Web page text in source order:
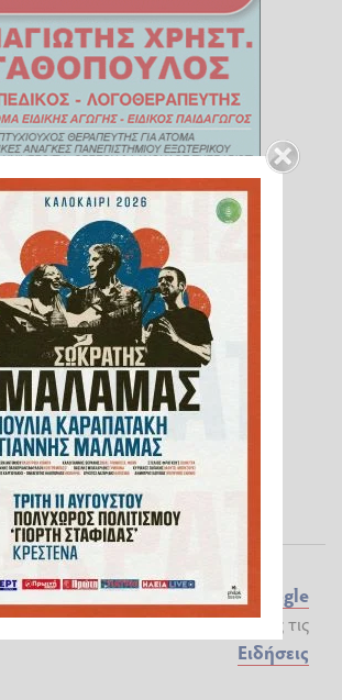
Ακολουθήστε το ilialive.gr στο Google
Newsκαι μάθετε πρώτοι όλες τις
Ειδήσεις